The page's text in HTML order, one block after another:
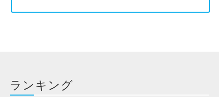
ランキング